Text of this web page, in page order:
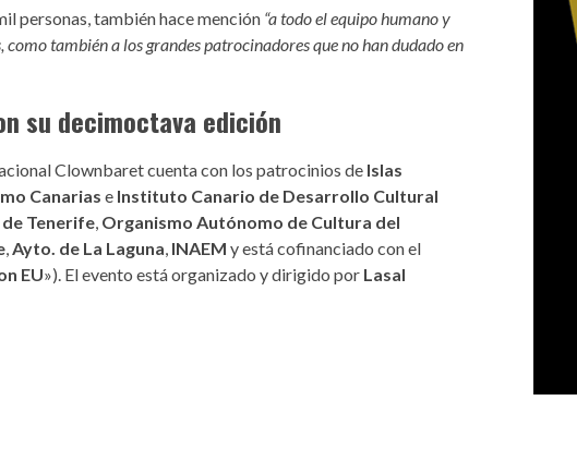
personas, también hace mención “a todo el equipo humano y
también a los grandes patrocinadores que no han dudado en
su decimoctava edición
Clownbaret cuenta con los patrocinios de Islas
Canarias e Instituto Canario de Desarrollo Cultural
Tenerife Organismo Autónomo de Cultura del
Ayto. de La Laguna INAEM y está cofinanciado con el
EU»). El evento está organizado y dirigido por Lasal